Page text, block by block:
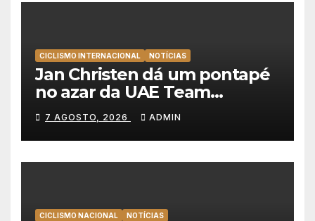
CICLISMO INTERNACIONAL NOTÍCIAS
Jan Christen dá um pontapé
no azar da UAE Team
Emirates e vence na Volta a
Polónia
7 AGOSTO, 2026 ADMIN
CICLISMO NACIONAL NOTÍCIAS